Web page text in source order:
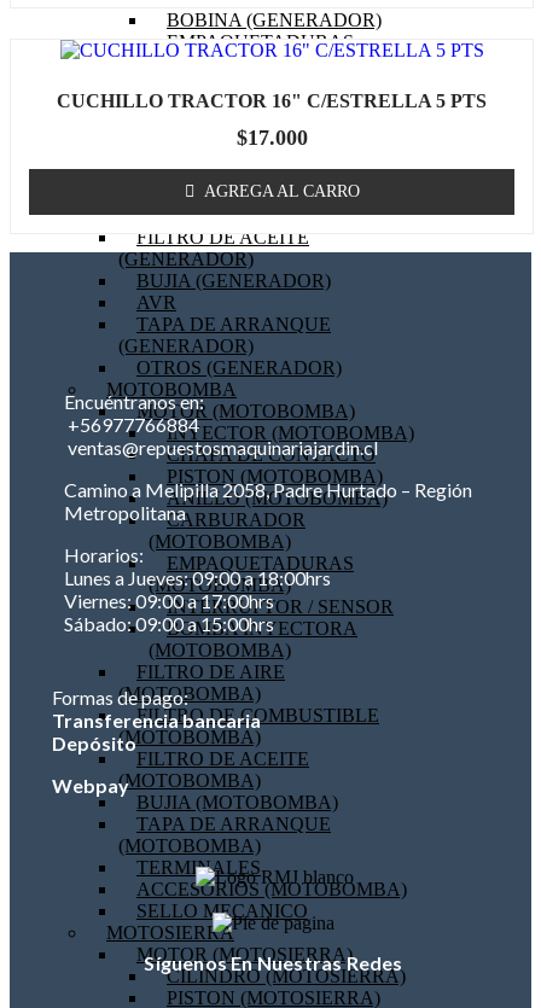
BOBINA (GENERADOR)
EMPAQUETADURAS
(GENERADOR)
MOTOR DE PARTIDA
(GENERADOR)
FILTRO DE AIRE
(GENERADOR)
FILTRO DE COMBUSTIBLE
(GENERADOR)
FILTRO DE ACEITE
(GENERADOR)
BUJIA (GENERADOR)
AVR
TAPA DE ARRANQUE
(GENERADOR)
OTROS (GENERADOR)
MOTOBOMBA
MOTOR (MOTOBOMBA)
INYECTOR (MOTOBOMBA)
CHAPA DE CONTACTO
PISTON (MOTOBOMBA)
ANILLO (MOTOBOMBA)
CARBURADOR
(MOTOBOMBA)
EMPAQUETADURAS
(MOTOBOMBA)
INTERRUPTOR / SENSOR
BOMBA INYECTORA
(MOTOBOMBA)
FILTRO DE AIRE
(MOTOBOMBA)
FILTRO DE COMBUSTIBLE
(MOTOBOMBA)
FILTRO DE ACEITE
(MOTOBOMBA)
BUJIA (MOTOBOMBA)
TAPA DE ARRANQUE
(MOTOBOMBA)
TERMINALES
ACCESORIOS (MOTOBOMBA)
SELLO MECANICO
MOTOSIERRA
MOTOR (MOTOSIERRA)
CILINDRO (MOTOSIERRA)
PISTON (MOTOSIERRA)
CUCHILLO TRACTOR 16" C/ESTRELLA 5 PTS
$17.000
AGREGA AL CARRO
Encuéntranos en:
+56977766884
ventas@repuestosmaquinariajardin.cl
Camino a Melipilla 2058, Padre Hurtado – Región
Metropolitana
Horarios:
Lunes a Jueves: 09:00 a 18:00hrs
Viernes: 09:00 a 17:00hrs
Sábado: 09:00 a 15:00hrs
Formas de pago:
Transferencia bancaria
Depósito
Webpay
Síguenos En Nuestras Redes